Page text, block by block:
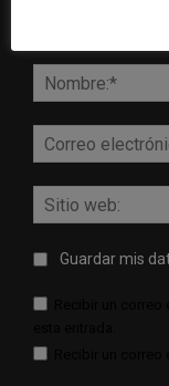
Comentario:
Guardar mis